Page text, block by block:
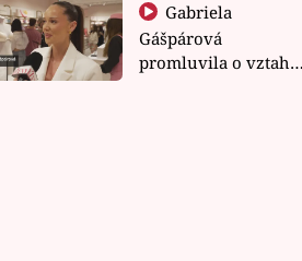
Gabriela
Gášpárová
promluvila o vztahu